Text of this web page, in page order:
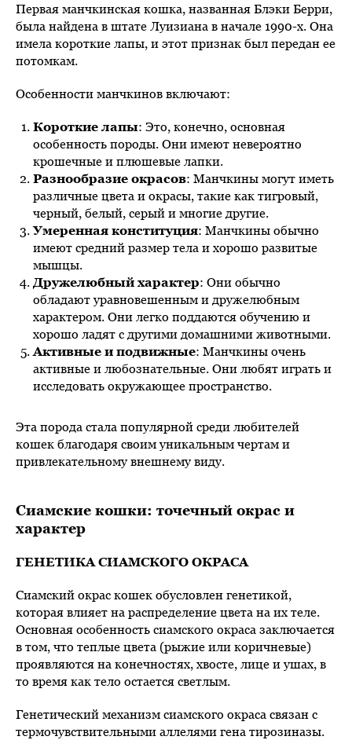
Первая манчкинская кошка, названная Блэки Берри,
была найдена в штате Луизиана в начале 1990-х. Она
имела короткие лапы, и этот признак был передан ее
потомкам.
Особенности манчкинов включают:
Короткие лапы: Это, конечно, основная
особенность породы. Они имеют невероятно
крошечные и плюшевые лапки.
Разнообразие окрасов: Манчкины могут иметь
различные цвета и окрасы, такие как тигровый,
черный, белый, серый и многие другие.
Умеренная конституция: Манчкины обычно
имеют средний размер тела и хорошо развитые
мышцы.
Дружелюбный характер: Они обычно
обладают уравновешенным и дружелюбным
характером. Они легко поддаются обучению и
хорошо ладят с другими домашними животными.
Активные и подвижные: Манчкины очень
активные и любознательные. Они любят играть и
исследовать окружающее пространство.
Эта порода стала популярной среди любителей
кошек благодаря своим уникальным чертам и
привлекательному внешнему виду.
Сиамские кошки: точечный окрас и
характер
ГЕНЕТИКА СИАМСКОГО ОКРАСА
Сиамский окрас кошек обусловлен генетикой,
которая влияет на распределение цвета на их теле.
Основная особенность сиамского окраса заключается
в том, что теплые цвета (рыжие или коричневые)
проявляются на конечностях, хвосте, лице и ушах, в
то время как тело остается светлым.
Генетический механизм сиамского окраса связан с
термочувствительными аллелями гена тирозиназы.